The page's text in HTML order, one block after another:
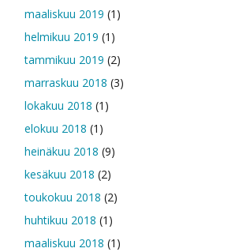
maaliskuu 2019 (1)
helmikuu 2019 (1)
tammikuu 2019 (2)
marraskuu 2018 (3)
lokakuu 2018 (1)
elokuu 2018 (1)
heinäkuu 2018 (9)
kesäkuu 2018 (2)
toukokuu 2018 (2)
huhtikuu 2018 (1)
maaliskuu 2018 (1)